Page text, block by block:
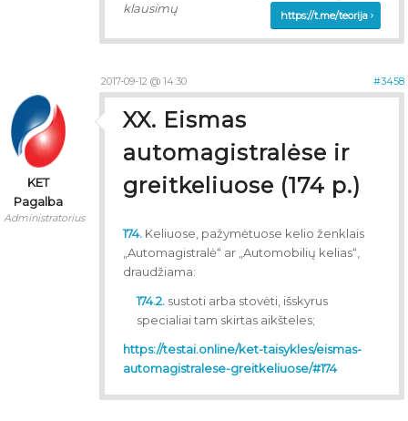
klausimų
https://t.me/teorija
2017-09-12 @ 14:30 #3458
KET
Pagalba
Administratorius
XX. Eismas
automagistralėse ir
greitkeliuose (174 p.)
174. Keliuose, pažymėtuose kelio ženklais
„Automagistralė“ ar „Automobilių kelias“,
draudžiama:
174.2. sustoti arba stovėti, išskyrus
specialiai tam skirtas aikšteles;
https://testai.online/ket-taisykles/eismas-
automagistralese-greitkeliuose/#174